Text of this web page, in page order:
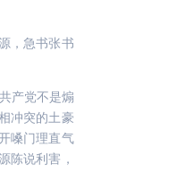
，急书张书
产党不是煽
冲突的土豪
嗓门理直气
陈说利害，